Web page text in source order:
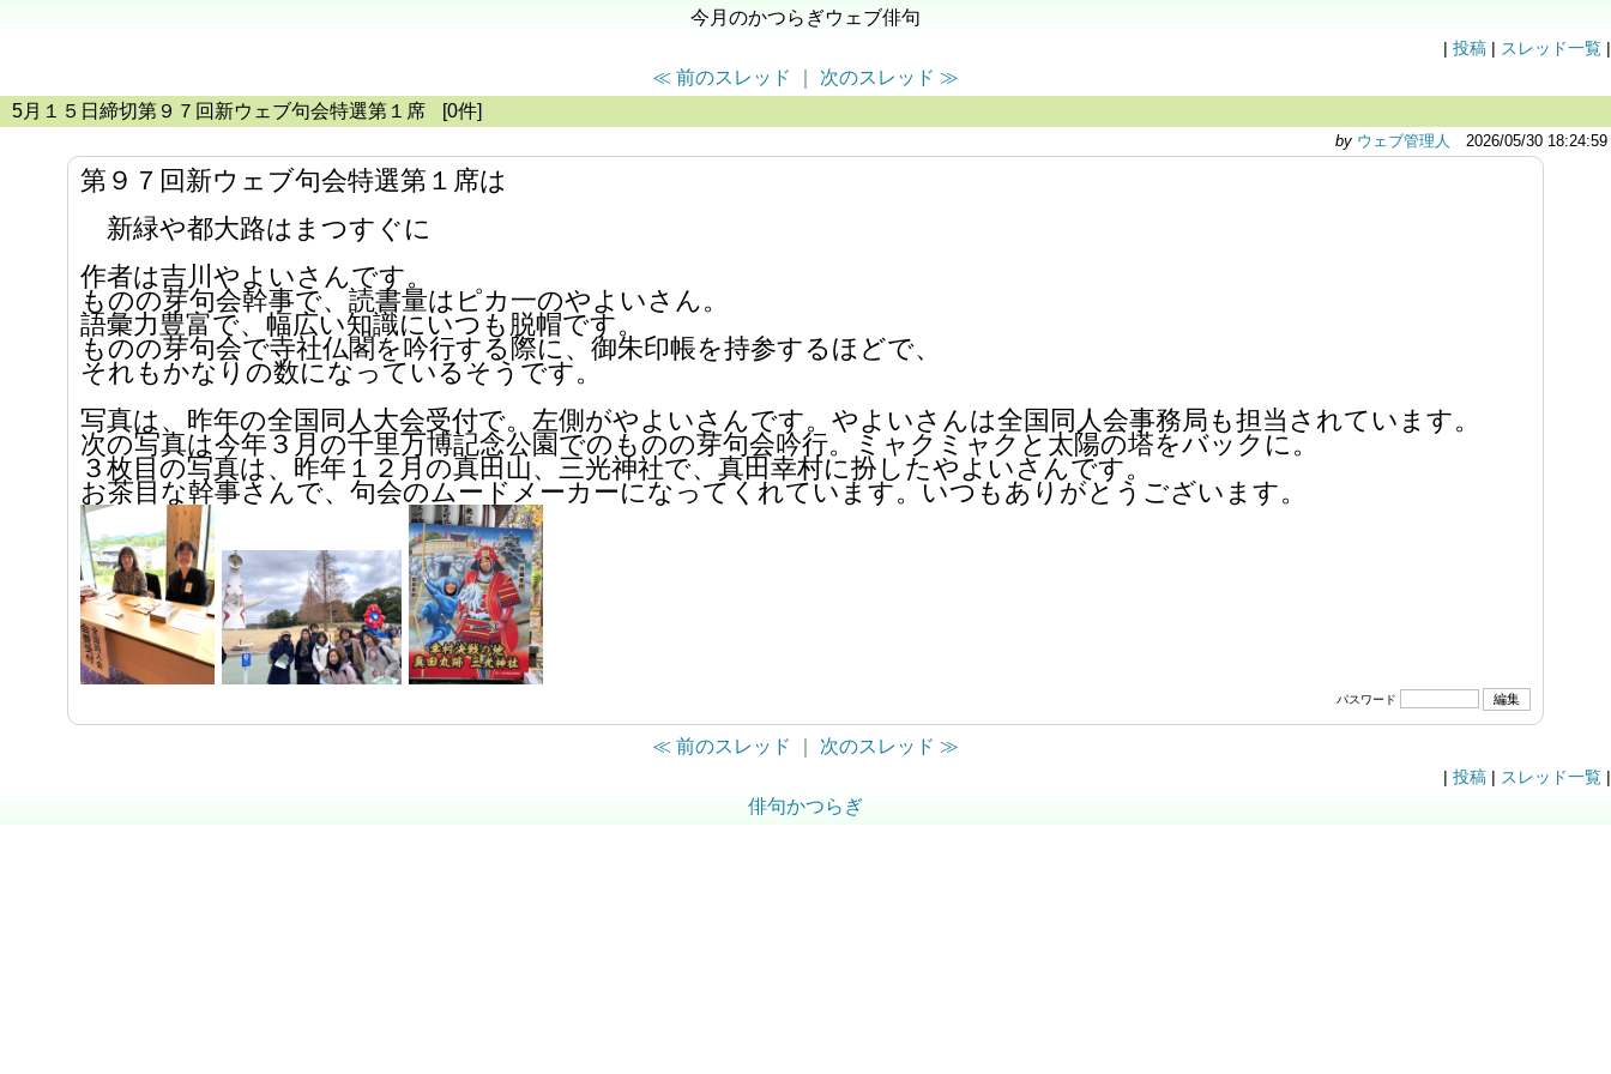
今月のかつらぎウェブ俳句
投稿 スレッド一覧
≪ 前のスレッド
次のスレッド ≫
5月１５日締切第９７回新ウェブ句会特選第１席
[0件]
by ウェブ管理人 2026/05/30 18:24:59
第９７回新ウェブ句会特選第１席は
新緑や都大路はまつすぐに
作者は吉川やよいさんです。
ものの芽句会幹事で、読書量はピカ一のやよいさん。
語彙力豊富で、幅広い知識にいつも脱帽です。
ものの芽句会で寺社仏閣を吟行する際に、御朱印帳を持参するほどで、
それもかなりの数になっているそうです。
写真は、昨年の全国同人大会受付で。左側がやよいさんです。やよいさんは全国同人会事務局も担当されています。
次の写真は今年３月の千里万博記念公園でのものの芽句会吟行。ミャクミャクと太陽の塔をバックに。
３枚目の写真は、昨年１２月の真田山、三光神社で、真田幸村に扮したやよいさんです。
お茶目な幹事さんで、句会のムードメーカーになってくれています。いつもありがとうございます。
パスワード
≪ 前のスレッド 次のスレッド ≫
投稿 スレッド一覧
俳句かつらぎ